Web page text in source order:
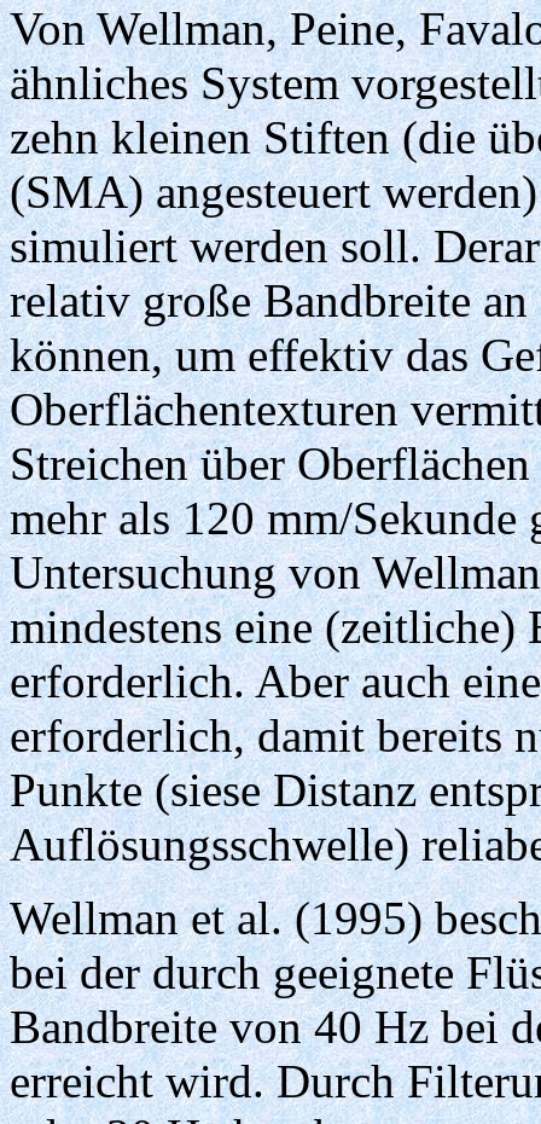
Von Wellman, Peine,
ähnliches System
zehn kleinen Stiften (die
(SMA) angesteuert
simuliert werden soll.
relativ große Bandbreite
können, um effektiv das
Oberflächentexturen
Streichen über
mehr als 120 mm/
Untersuchung von
mindestens eine (zeitliche)
erforderlich. Aber auch
erforderlich, damit bereits
Punkte (siese Distanz
Auflösungsschwelle)
Wellman et al. (1995)
bei der durch geeignete
Bandbreite von 40 Hz bei
erreicht wird. Durch